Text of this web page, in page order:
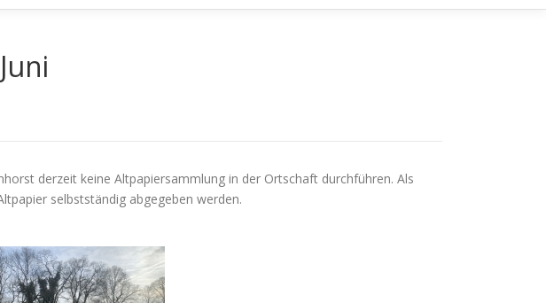
derzeit keine Altpapiersammlung in der Ortschaft durchführen. Als
selbstständig abgegeben werden.